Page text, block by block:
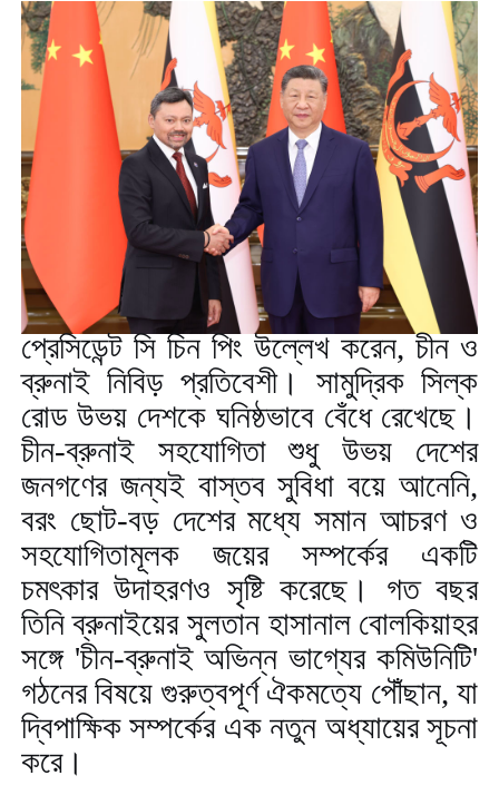
প্রেসিডেন্ট সি চিন পিং উল্লেখ করেন,চীন ও
ব্রুনাই নিবিড় প্রতিবেশী। সামুদ্রিক সিল্ক
রোড উভয় দেশকে ঘনিষ্ঠভাবে বেঁধে রেখেছে।
চীন-ব্রুনাই সহযোগিতা শুধু উভয় দেশের
জনগণের জন্যই বাস্তব সুবিধা বয়ে আনেনি,
বরং ছোট-বড় দেশের মধ্যে সমান আচরণ ও
সহযোগিতামূলক জয়ের সম্পর্কের একটি
চমৎকার উদাহরণও সৃষ্টি করেছে। গত বছর
তিনি ব্রুনাইয়ের সুলতান হাসানাল বোলকিয়াহর
সঙ্গে 'চীন-ব্রুনাই অভিন্ন ভাগ্যের কমিউনিটি'
গঠনের বিষয়ে গুরুত্বপূর্ণ ঐকমত্যে পৌঁছান,যা
দ্বিপাক্ষিক সম্পর্কের এক নতুন অধ্যায়ের সূচনা
করে।